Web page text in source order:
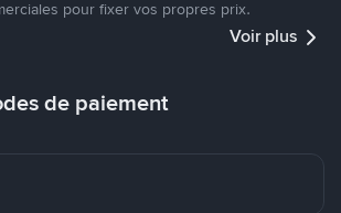
pour fixer vos propres prix.
Voir plus
de paiement